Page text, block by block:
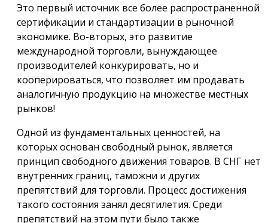
Это первый источник все более распространенной
сертификации и стандартизации в рыночной
экономике. Во-вторых, это развитие
международной торговли, вынуждающее
производителей конкурировать, но и
кооперироваться, что позволяет им продавать
аналогичную продукцию на множестве местных
рынков!
Одной из фундаментальных ценностей, на
которых основан свободный рынок, является
принцип свободного движения товаров. В СНГ нет
внутренних границ, таможни и других
препятствий для торговли. Процесс достижения
такого состояния занял десятилетия. Среди
препятствий на этом пути было также